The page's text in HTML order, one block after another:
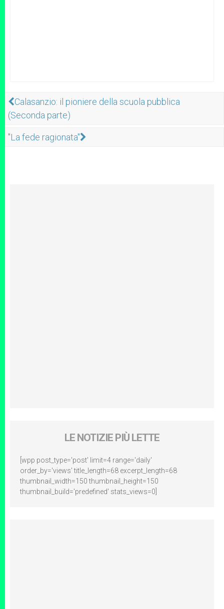
Calasanzio: il pioniere della scuola pubblica
(Seconda parte)
"La fede ragionata"
LE NOTIZIE PIÙ LETTE
[wpp post_type='post' limit=4 range='daily'
order_by='views' title_length=68 excerpt_length=68
thumbnail_width=150 thumbnail_height=150
thumbnail_build='predefined' stats_views=0]